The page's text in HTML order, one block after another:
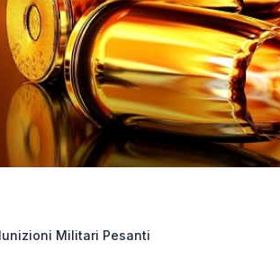
Militari Pesanti